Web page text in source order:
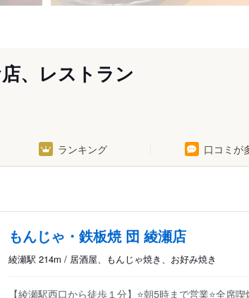
園駅
、レストラン
ランキング 口コミが
もんじゃ・鉄板焼 団 綾瀬店
綾瀬駅 214m / 居酒屋、もんじゃ焼き、お好み焼き
【綾瀬駅西口から徒歩１分】⭐朝5時まで営業⭐全席